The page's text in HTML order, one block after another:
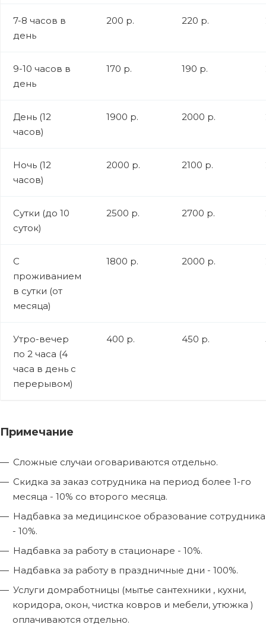
7-8 часов в
день
200 р. 220 р.
9-10 часов в
день
170 р. 190 р.
День (12
часов)
1900 р. 2000 р.
Ночь (12
часов)
2000 р. 2100 р.
Сутки (до 10
суток)
2500 р. 2700 р.
С
проживанием
в сутки (от
месяца)
1800 р. 2000 р.
Утро-вечер
по 2 часа (4
часа в день с
перерывом)
400 р. 450 р.
Примечание
Сложные случаи оговариваются отдельно.
Скидка за заказ сотрудника на период более 1-го
месяца - 10% со второго месяца.
Надбавка за медицинское образование сотрудника
- 10%.
Надбавка за работу в стационаре - 10%.
Надбавка за работу в праздничные дни - 100%.
Услуги домработницы (мытье сантехники , кухни,
коридора, окон, чистка ковров и мебели, утюжка )
оплачиваются отдельно.